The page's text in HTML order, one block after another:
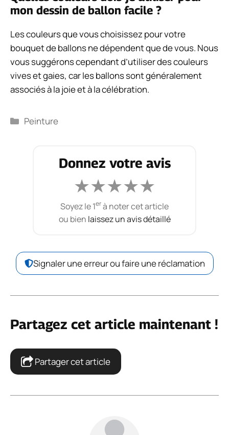
mon dessin de ballon facile ?
Les couleurs que vous choisissez pour votre
bouquet de ballons ne dépendent que de vous. Nous
vous suggérons cependant d’utiliser des couleurs
vives et gaies, car les ballons sont généralement
associés à la joie et à la célébration.
Catégories
Peinture
Donnez votre avis
★★★★★
Soyez le 1erà noter cet article
ou bien laissez un avis détaillé
Signaler une erreur ou faire une réclamation
Partagez cet article maintenant !
Partager cet article